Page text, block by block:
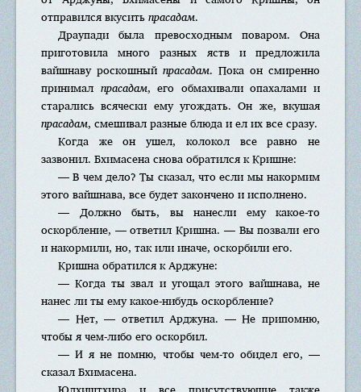
отправился вкуситьпрасадам.
Драупади была превосходным поваром. Она
приготовила много разных яств и предложила
вайшнаву роскошный прасадам. Пока он смиренно
принимал прасадам, его обмахивали опахалами и
старались всячески ему угождать. Он же, вкушая
прасадам, смешивал разные блюда и ел их все сразу.
Когда же он ушел, колокол все равно не
зазвонил. Бхимасена снова обратился к Кришне:
— В чем дело? Ты сказал, что если мы накормим
этого вайшнава, все будет закончено и исполнено.
— Должно быть, вы нанесли ему какое-то
оскорбление, — ответил Кришна. — Вы позвали его
и накормили, но, так или иначе, оскорбили его.
Кришна обратился к Арджуне:
— Когда ты звал и угощал этого вайшнава, не
нанес ли ты ему какое-нибудь оскорбление?
— Нет, — ответил Арджуна. — Не припомню,
чтобы я чем-либо его оскорбил.
— И я не помню, чтобы чем-то обидел его, —
сказал Бхимасена.